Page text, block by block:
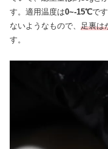
す。適用温度は0~-15℃で
ないようなもので、 足裏は
す。